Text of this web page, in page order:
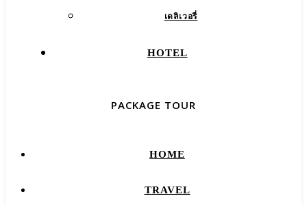
เดลิเวอรี่
HOTEL
PACKAGE TOUR
HOME
TRAVEL